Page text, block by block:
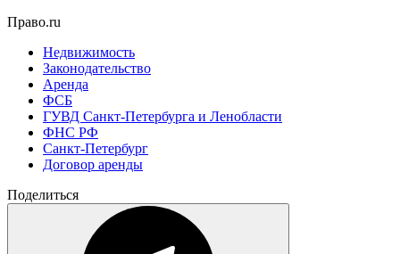
Право.ru
Недвижимость
Законодательство
Аренда
ФСБ
ГУВД Санкт-Петербурга и Ленобласти
ФНС РФ
Санкт-Петербург
Договор аренды
Поделиться